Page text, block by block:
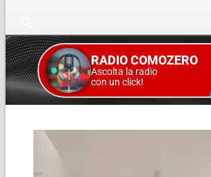
RADIO COMOZERO
Ascolta la radio
con un click!